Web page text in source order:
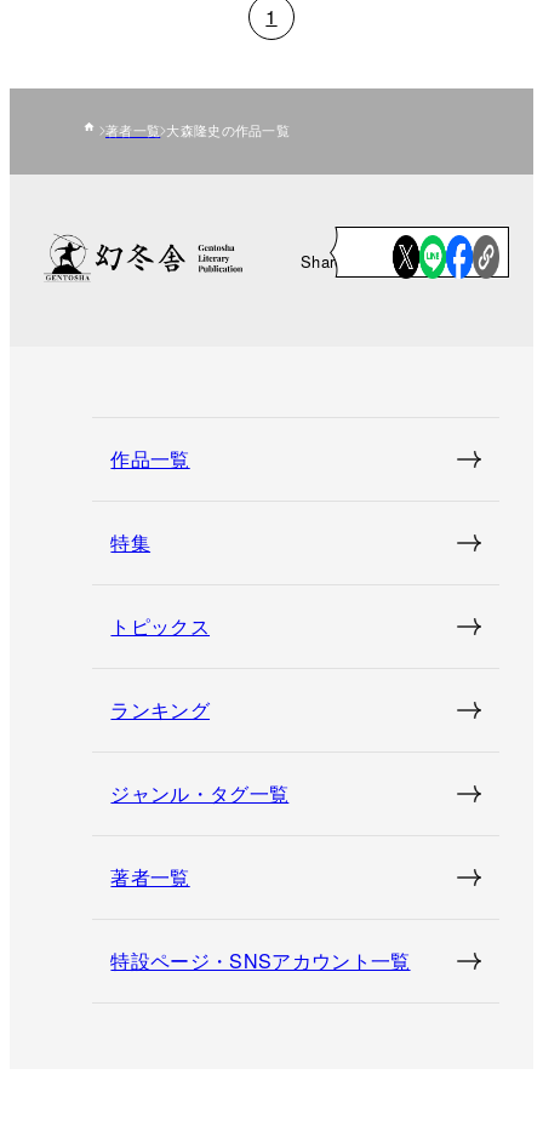
1
著者一覧 大森隆史の作品一覧
Share
作品一覧
特集
トピックス
ランキング
ジャンル・タグ一覧
著者一覧
特設ページ・SNSアカウント一覧